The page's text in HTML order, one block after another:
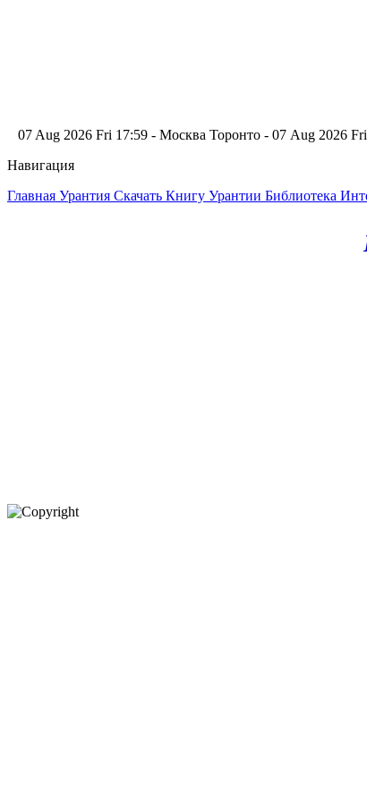
07 Aug 2026 Fri 17:59 - Москва Торонто - 07 Aug 2026
Навигация
Главная Урантия Скачать Книгу Урантии Библиотека